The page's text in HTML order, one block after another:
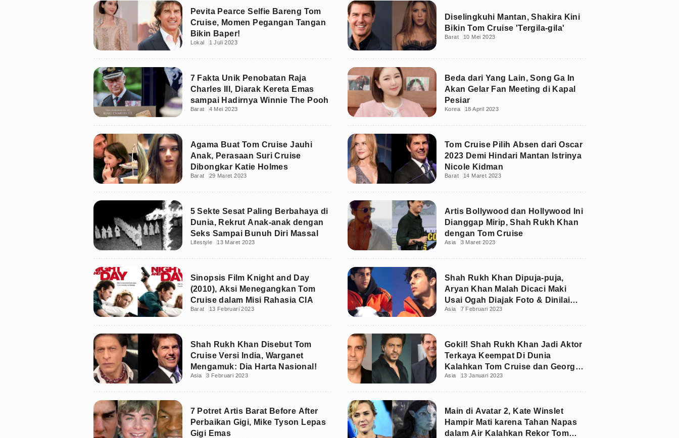
Pevita Pearce Selfie Bareng Tom
Cruise, Momen Pegangan Tangan
Bikin Baper!
Lokal 1 Juli 2023
Diselingkuhi Mantan, Shakira Kini
Bikin Tom Cruise 'Tergila-gila'
Barat 10 Mei 2023
7 Fakta Unik Penobatan Raja
Charles III, Diarak Kereta Emas
sampai Hadirnya Winnie The Pooh
Barat 4 Mei 2023
Beda dari Yang Lain, Song Ga In
Akan Gelar Fan Meeting di Kapal
Pesiar
Korea 18 April 2023
Agama Buat Tom Cruise Jauhi
Anak, Perasaan Suri Cruise
Dibongkar Katie Holmes
Barat 29 Maret 2023
Tom Cruise Pilih Absen dari Oscar
2023 Demi Hindari Mantan Istrinya
Nicole Kidman
Barat 14 Maret 2023
5 Sekte Sesat Paling Berbahaya di
Dunia, Rekrut Anak-anak dengan
Seks Sampai Bunuh Diri Massal
Lifestyle 13 Maret 2023
Artis Bollywood dan Hollywood Ini
Dianggap Mirip, Shah Rukh Khan
dengan Tom Cruise
Asia 3 Maret 2023
Sinopsis Film Knight and Day
(2010), Aksi Menegangkan Tom
Cruise dalam Misi Rahasia CIA
Barat 13 Februari 2023
Shah Rukh Khan Dipuja-puja,
Aryan Khan Malah Dicaci Maki
Usai Ogah Diajak Foto & Dinilai
Arogan
Asia 7 Februari 2023
Shah Rukh Khan Disebut Tom
Cruise Versi India, Warganet
Mengamuk: Dia Harta Nasional!
Asia 3 Februari 2023
Gokil! Shah Rukh Khan Jadi Aktor
Terkaya Keempat Di Dunia
Kalahkan Tom Cruise dan George
Clooney
Asia 13 Januari 2023
7 Potret Artis Barat Before After
Perbaikan Gigi, Mike Tyson Lepas
Gigi Emas
Main di Avatar 2, Kate Winslet
Hampir Mati karena Tahan Napas
dalam Air Kalahkan Rekor Tom